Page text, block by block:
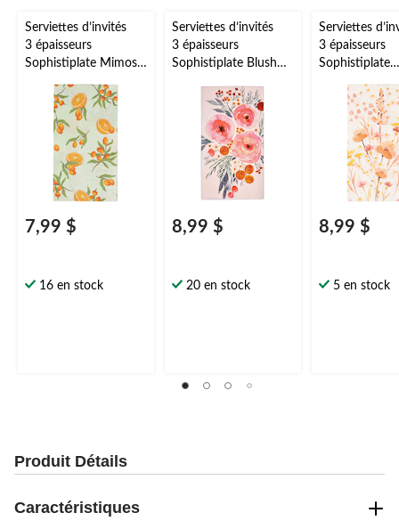
Serviettes d’invités
3 épaisseurs
Sophistiplate Mimosa,
paq. 20
7,99 $
16 en stock
Serviettes d’invités
3 épaisseurs
Sophistiplate Blush
8,99 $
20 en stock
Serviettes
3 épaisseurs
Sophistiplate
Wildflower,
8,99 $
5 en stock
Produit Détails
Caractéristiques